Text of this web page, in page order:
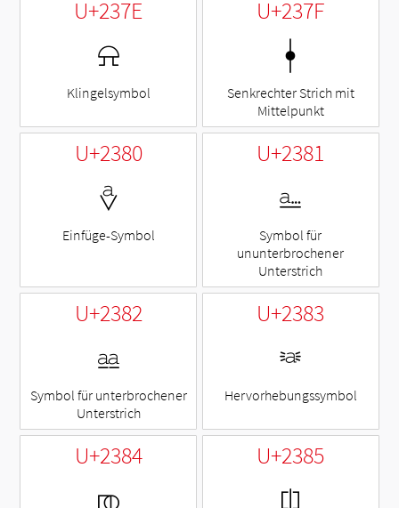
U+237E
⍾
Klingelsymbol
U+237F
⍿
Senkrechter Strich mit
Mittelpunkt
U+2380
⎀
Einfüge-Symbol
U+2381
⎁
Symbol für
ununterbrochener
Unterstrich
U+2382
⎂
Symbol für unterbrochener
Unterstrich
U+2383
⎃
Hervorhebungssymbol
U+2384
⎄
U+2385
⎅